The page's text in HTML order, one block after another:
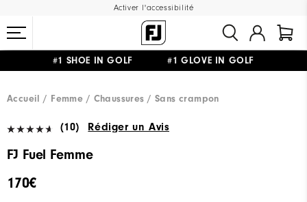
Activer l'accessibilité
#1 SHOE IN GOLF #1 GLOVE IN GOLF
Accueil
Femme Chaussures Sans crampon
(10) Rédiger un Avis
FJ Fuel Femme
170€